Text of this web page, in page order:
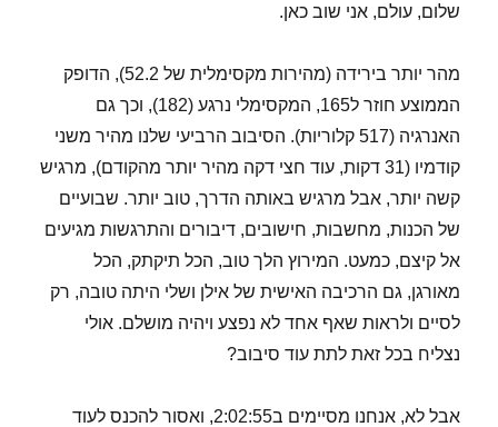
שלום, עולם, אני שוב כאן.
מהר יותר בירידה (מהירות מקסימלית של 52.2), הדופק
הממוצע חוזר ל165, המקסימלי נרגע (182), וכך גם
האנרגיה (517 קלוריות). הסיבוב הרביעי שלנו מהיר משני
קודמיו (31 דקות, עוד חצי דקה מהיר יותר מהקודם), מרגיש
קשה יותר, אבל מרגיש באותה הדרך, טוב יותר. שבועיים
של הכנות, מחשבות, חישובים, דיבורים והתרגשות מגיעים
אל קיצם, כמעט. המירוץ הלך טוב, הכל תיקתק, הכל
מאורגן, גם הרכיבה האישית של אילן ושלי היתה טובה, רק
לסיים ולראות שאף אחד לא נפצע ויהיה מושלם. אולי
נצליח בכל זאת לתת עוד סיבוב?
אבל לא, אנחנו מסיימים ב2:02:55, ואסור להכנס לעוד